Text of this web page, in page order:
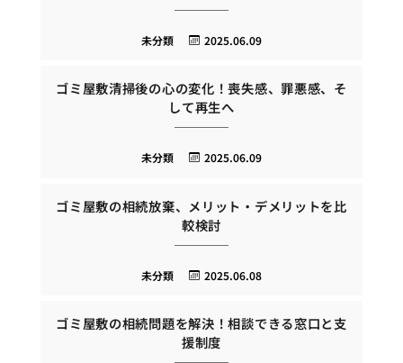
2025.06.09
未分類
ゴミ屋敷清掃後の心の変化！喪失感、罪悪感、そ
して再生へ
2025.06.09
未分類
ゴミ屋敷の相続放棄、メリット・デメリットを比
較検討
2025.06.08
未分類
ゴミ屋敷の相続問題を解決！相談できる窓口と支
援制度